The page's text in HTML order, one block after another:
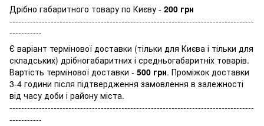
Дрібно габаритного товару по Києву - 200 грн
-----------------------------------------------------------------------------------
-----------
Є варіант термінової доставки (тільки для Києва і тільки для
складських) дрібногабаритних і средньогабаритніх товарів.
Вартість термінової доставки - 500 грн. Проміжок доставки
3-4 години після підтвердження замовлення в залежності
від часу доби і району міста.
-----------------------------------------------------------------------------------
-----------